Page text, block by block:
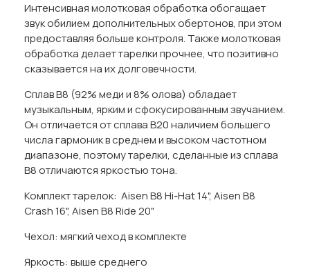
Интенсивная молотковая обработка обогащает
звук обилием дополнительных обертонов, при этом
предоставляя больше контроля. Также молотковая
обработка делает тарелки прочнее, что позитивно
сказывается на их долговечности.
Сплав B8 (92% меди и 8% олова) обладает
музыкальным, ярким и сфокусированным звучанием.
Он отличается от сплава B20 наличием большего
числа гармоник в среднем и высоком частотном
диапазоне, поэтому тарелки, сделанные из сплава
B8 отличаются яркостью тона.
Комплект тарелок: Aisen B8 Hi-Hat 14", Aisen B8
Crash 16", Aisen B8 Ride 20"
Чехол: мягкий чеход в комплекте
Яркость: выше среднего